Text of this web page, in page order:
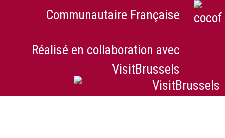
Communautaire Française
Réalisé en collaboration avec
VisitBrussels